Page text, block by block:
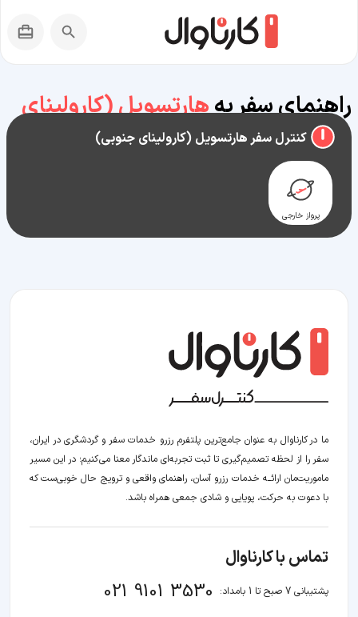
راهنمای سفر بههارتسویل (کارولینای
جنوبی)کنترل سفر هارتسویل (کارولینای جنوبی)
پرواز خارجی
ما در کارناوال به عنوان جامع‌ترین پلتفرم رزرو خدمات سفر و گردشگری در ایران،
سفر را از لحظه‌ تصمیم‌گیری تا ثبت تجربه‌ای ماندگار معنا می‌کنیم؛ در این مسیر‍
ماموریت‌مان اراﺋــﻪ خدمات رزرو آسان، راهنمای واقعی و ترویج حال خوبی‌ست که
با دعوت به حرکت، پویایی و شادی جمعی همراه باشد.
تماس با کارناوال
پشتیبانی 7 صبح تا 1 بامداد: 021 9101 3530